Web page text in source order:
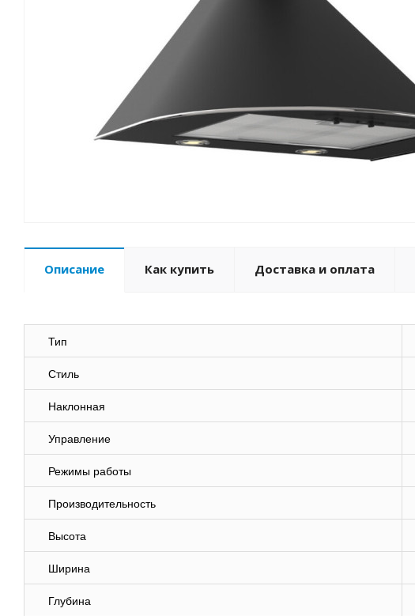
Описание Как купить Доставка и оплата
Тип
Стиль
Наклонная
Управление
Режимы работы
Производительность
Высота
Ширина
Глубина